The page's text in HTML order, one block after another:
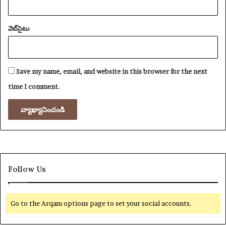
వెబ్‌సైటు
Save my name, email, and website in this browser for the next
time I comment.
Follow Us
Go to the Arqam options page to set your social accounts.